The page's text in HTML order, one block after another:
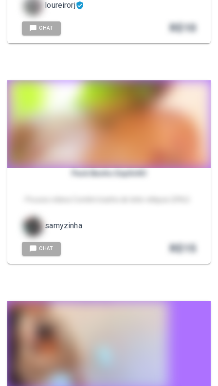
loureirorj
CHAT R$10
Pack Banho ExplîcItO
samyzinha
CHAT R$15